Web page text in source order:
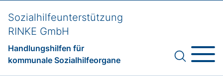
Sozialhilfeunterstützung
RINKE GmbH
Handlungshilfen für
kommunale Sozialhilfeorgane